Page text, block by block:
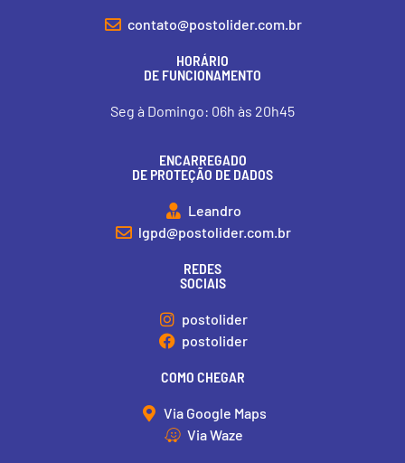
contato@postolider.com.br
HORÁRIO
DE FUNCIONAMENTO
Seg à Domingo: 06h às 20h45
ENCARREGADO
DE PROTEÇÃO DE DADOS
Leandro
lgpd@postolider.com.br
REDES
SOCIAIS
postolider
postolider
COMO CHEGAR
Via Google Maps
Via Waze